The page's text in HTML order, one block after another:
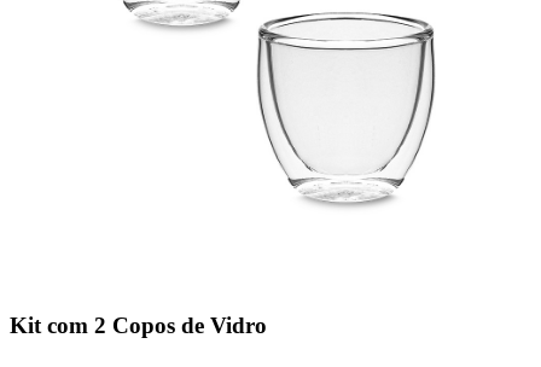
Kit com 2 Copos de Vidro